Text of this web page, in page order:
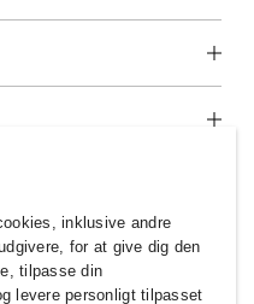
inklusive andre
for at give dig den
tilpasse din
levere personligt tilpasset